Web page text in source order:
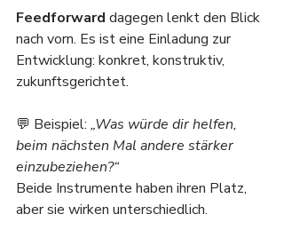
Feedforward dagegen lenkt den Blick
nach vorn. Es ist eine Einladung zur
Entwicklung: konkret, konstruktiv,
zukunftsgerichtet.
💬 Beispiel: „Was würde dir helfen,
beim nächsten Mal andere stärker
einzubeziehen?“
Beide Instrumente haben ihren Platz,
aber sie wirken unterschiedlich.